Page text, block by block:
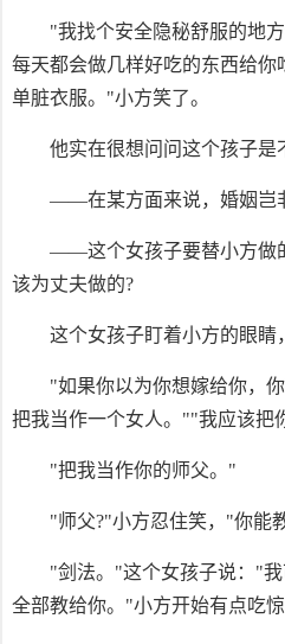
"我找个安全隐秘舒服的地
每天都会做几样好吃的东西给
单脏衣服。"小方笑了。
他实在很想问问这个孩子是
——在某方面来说，婚姻岂
——这个女孩子要替小方做
该为丈夫做的?
这个女孩子盯着小方的眼睛
"如果你以为你想嫁给你，
把我当作一个女人。""我应该把
"把我当作你的师父。"
"师父?"小方忍住笑，"你能
"剑法。"这个女孩子说："
全部教给你。"小方开始有点吃惊